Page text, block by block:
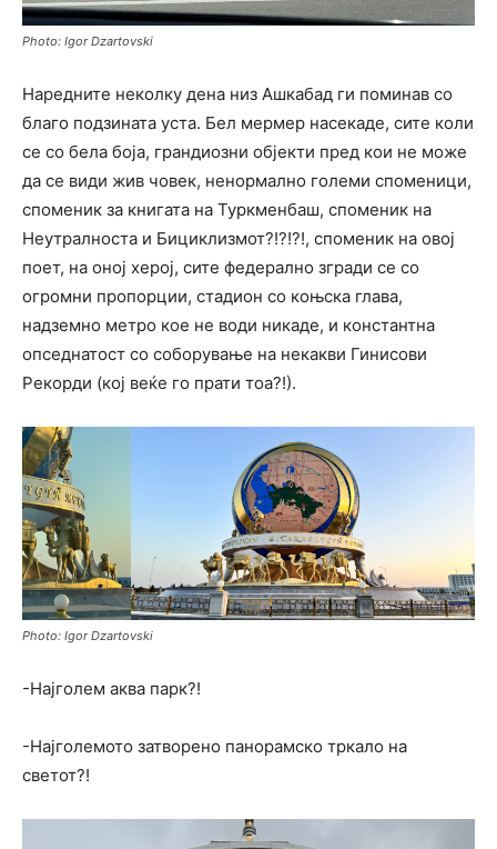
Photo: Igor Dzartovski
Наредните неколку дена низ Ашкабад ги поминав со
благо подзината уста. Бел мермер насекаде, сите коли
се со бела боја, грандиозни објекти пред кои не може
да се види жив човек, ненормално големи споменици,
споменик за книгата на Туркменбаш, споменик на
Неутралноста и Бициклизмот?!?!?!, споменик на овој
поет, на оној херој, сите федерално згради се со
огромни пропорции, стадион со коњска глава,
надземно метро кое не води никаде, и константна
опседнатост со соборување на некакви Гинисови
Рекорди (кој веќе го прати тоа?!).
Photo: Igor Dzartovski
-Најголем аква парк?!
-Најголемото затворено панорамско тркало на
светот?!